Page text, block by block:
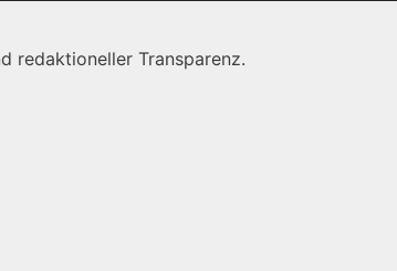
redaktioneller Transparenz.